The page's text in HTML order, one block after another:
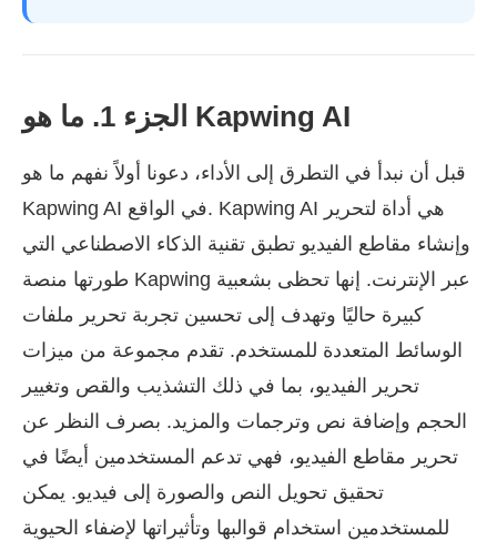
الجزء 1. ما هو Kapwing AI
قبل أن نبدأ في التطرق إلى الأداء، دعونا أولاً نفهم ما هو
Kapwing AI في الواقع. Kapwing AI هي أداة لتحرير
وإنشاء مقاطع الفيديو تطبق تقنية الذكاء الاصطناعي التي
طورتها منصة Kapwing عبر الإنترنت. إنها تحظى بشعبية
كبيرة حاليًا وتهدف إلى تحسين تجربة تحرير ملفات
الوسائط المتعددة للمستخدم. تقدم مجموعة من ميزات
تحرير الفيديو، بما في ذلك التشذيب والقص وتغيير
الحجم وإضافة نص وترجمات والمزيد. بصرف النظر عن
تحرير مقاطع الفيديو، فهي تدعم المستخدمين أيضًا في
تحقيق تحويل النص والصورة إلى فيديو. يمكن
للمستخدمين استخدام قوالبها وتأثيراتها لإضفاء الحيوية